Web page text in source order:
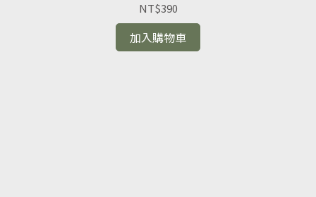
NT$390
加入購物車